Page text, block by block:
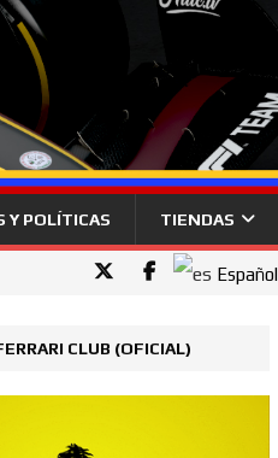
Y POLÍTICAS TIENDAS
Español
CLUB (OFICIAL)